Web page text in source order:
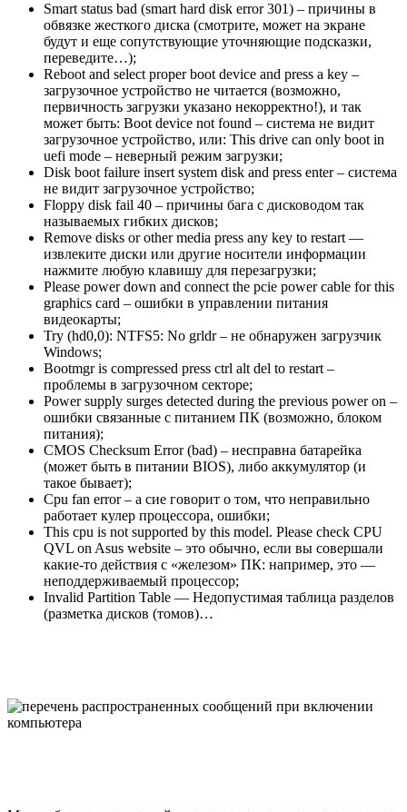
Smart status bad (smart hard disk error 301) – причины в
обвязке жесткого диска (смотрите, может на экране
будут и еще сопутствующие уточняющие подсказки,
переведите…);
Reboot and select proper boot device and press a key –
загрузочное устройство не читается (возможно,
первичность загрузки указано некорректно!), и так
может быть: Boot device not found – система не видит
загрузочное устройство, или: This drive can only boot in
uefi mode – неверный режим загрузки;
Disk boot failure insert system disk and press enter – система
не видит загрузочное устройство;
Floppy disk fail 40 – причины бага с дисководом так
называемых гибких дисков;
Remove disks or other media press any key to restart —
извлеките диски или другие носители информации
нажмите любую клавишу для перезагрузки;
Please power down and connect the pcie power cable for this
graphics card – ошибки в управлении питания
видеокарты;
Try (hd0,0): NTFS5: No grldr – не обнаружен загрузчик
Windows;
Bootmgr is compressed press ctrl alt del to restart –
проблемы в загрузочном секторе;
Power supply surges detected during the previous power on –
ошибки связанные с питанием ПК (возможно, блоком
питания);
CMOS Checksum Error (bad) – несправна батарейка
(может быть в питании BIOS), либо аккумулятор (и
такое бывает);
Cpu fan error – а сие говорит о том, что неправильно
работает кулер процессора, ошибки;
This cpu is not supported by this model. Please check CPU
QVL on Asus website – это обычно, если вы совершали
какие-то действия с «железом» ПК: например, это —
неподдерживаемый процессор;
Invalid Partition Table — Недопустимая таблица разделов
(разметка дисков (томов)…